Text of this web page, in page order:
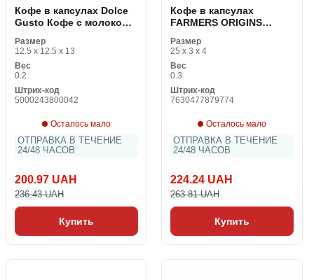
Кофе в капсулах Dolce
Gusto Кофе с молоком
Размер
12.5 x 12.5 x 13
Вес
0.2
Штрих-код
5000243800042
Осталось мало
ОТПРАВКА В ТЕЧЕНИЕ
24/48 ЧАСОВ
200.97 UAH
236.43 UAH
Купить
Кофе в капсулах
FARMERS ORIGINS
(10 uds)
Размер
25 x 3 x 4
Вес
0.3
Штрих-код
7630477879774
Осталось мало
ОТПРАВКА В ТЕЧЕНИЕ
24/48 ЧАСОВ
224.24 UAH
263.81 UAH
Купить